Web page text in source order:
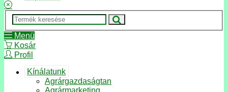
Menü
Kosár
Profil
Kínálatunk
Agrárgazdaságtan
Agrármarketing